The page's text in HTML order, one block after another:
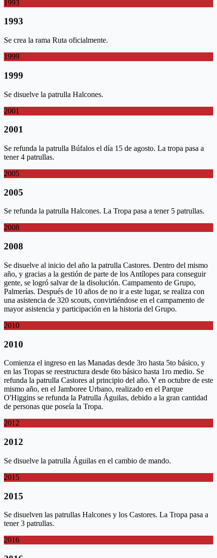
1993
1993
Se crea la rama Ruta oficialmente.
1999
1999
Se disuelve la patrulla Halcones.
2001
2001
Se refunda la patrulla Búfalos el día 15 de agosto. La tropa pasa a
tener 4 patrullas.
2005
2005
Se refunda la patrulla Halcones. La Tropa pasa a tener 5 patrullas.
2008
2008
Se disuelve al inicio del año la patrulla Castores. Dentro del mismo
año, y gracias a la gestión de parte de los Antílopes para conseguir
gente, se logró salvar de la disolución. Campamento de Grupo,
Palmerías. Después de 10 años de no ir a este lugar, se realiza con
una asistencia de 320 scouts, convirtiéndose en el campamento de
mayor asistencia y participación en la historia del Grupo.
2010
2010
Comienza el ingreso en las Manadas desde 3ro hasta 5to básico, y
en las Tropas se reestructura desde 6to básico hasta 1ro medio. Se
refunda la patrulla Castores al principio del año. Y en octubre de este
mismo año, en el Jamboree Urbano, realizado en el Parque
O'Higgins se refunda la Patrulla Águilas, debido a la gran cantidad
de personas que poseía la Tropa.
2012
2012
Se disuelve la patrulla Águilas en el cambio de mando.
2015
2015
Se disuelven las patrullas Halcones y los Castores. La Tropa pasa a
tener 3 patrullas.
2016